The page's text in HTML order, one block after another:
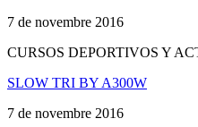
7 de novembre 2016
CURSOS DEPORTIVOS Y
SLOW TRI BY A300W
7 de novembre 2016